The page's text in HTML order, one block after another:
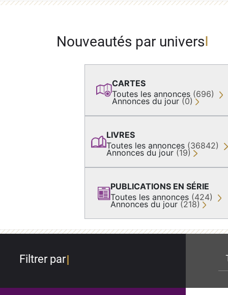
Nouveautés par univers
CARTES
Toutes les annonces (696)
Annonces du jour (0)
LIVRES
Toutes les annonces (36842)
Annonces du jour (19)
PUBLICATIONS EN SÉRIE
Toutes les annonces (424)
Annonces du jour (218)
Filtrer par